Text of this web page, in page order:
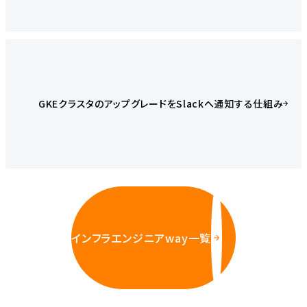
GKEクラスタのアップグレードをSlackへ通知する仕組み
インフラエンジニアway一覧